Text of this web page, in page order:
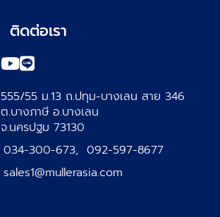
ติดต่อเรา
555/55 ม.13 ถ.ปทุม-บางเลน สาย 346
ต.บางภาษี อ.บางเลน
จ.นครปฐม 73130
034-300-673,092-597-8677
sales1@mullerasia.com